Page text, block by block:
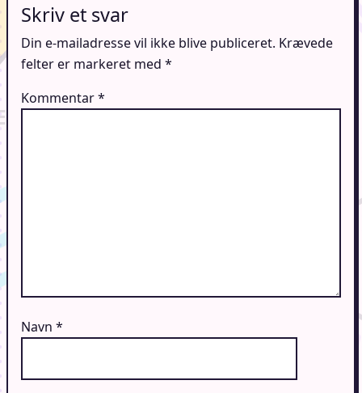
Skriv et svar
Din e-mailadresse vil ikke blive publiceret. Krævede
felter er markeret med *
Kommentar*
Navn *